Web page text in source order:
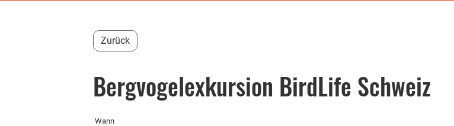
Zurück
Bergvogelexkursion BirdLife Schweiz
Wann